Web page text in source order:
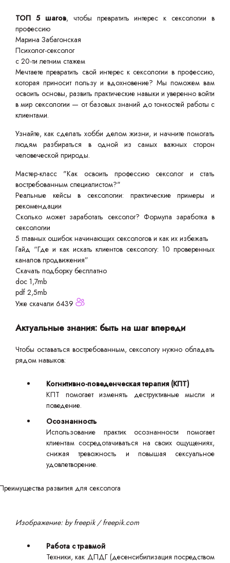
ТОП 5 шагов, чтобы превратить интерес к сексологии в
профессию
Марина Забагонская
Психолог-сексолог
с 20-ти летним стажем
Мечтаете превратить свой интерес к сексологии в профессию,
которая приносит пользу и вдохновение? Мы поможем вам
освоить основы, развить практические навыки и уверенно войти
в мир сексологии — от базовых знаний до тонкостей работы с
клиентами.
Узнайте, как сделать хобби делом жизни, и начните помогать
людям разбираться в одной из самых важных сторон
человеческой природы.
Мастер-класс "Как освоить профессию сексолог и стать
востребованным специалистом?"
Реальные кейсы в сексологии: практические примеры и
рекомендации
Сколько может заработать сексолог? Формула заработка в
сексологии
5 главных ошибок начинающих сексологов и как их избежать
Гайд “Где и как искать клиентов сексологу: 10 проверенных
каналов продвижения”
Скачать подборку бесплатно
doc 1,7mb
pdf 2,5mb
Уже скачали 6439
Актуальные знания: быть на шаг впереди
Чтобы оставаться востребованным, сексологу нужно обладать
рядом навыков:
Когнитивно-поведенческая терапия (КПТ)
КПТ помогает изменять деструктивные мысли и
поведение.
Осознанность
Использование практик осознанности помогает
клиентам сосредотачиваться на своих ощущениях,
снижая тревожность и повышая сексуальное
удовлетворение.
Изображение: by freepik / freepik.com
Работа с травмой
Техники, как ДПДГ (десенсибилизация посредством